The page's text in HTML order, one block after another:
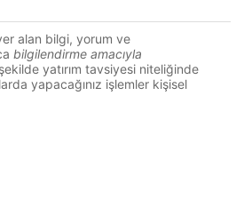
alan bilgi, yorum ve
bilgilendirme amacıyla
yatırım tavsiyesi niteliğinde
yapacağınız işlemler kişisel